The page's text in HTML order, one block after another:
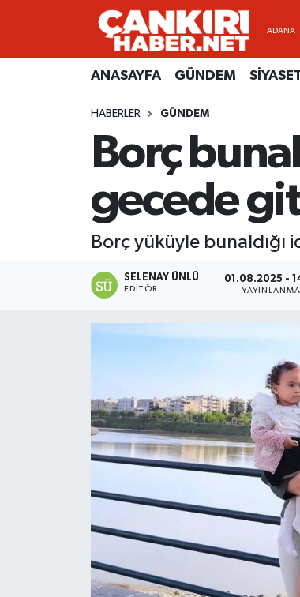
ANASAYFA GÜNDEM
HABERLER GÜNDEM
Borç
gecede
Borç yüküyle bunaldığı
SELENAY ÜNLÜ
EDITÖR
01.08.2025 -
YAYINLANMA
ANASAYFA
EKONOMİ
RESMİ İLANLAR
Künye
Gizlilik Sözleşmesi
EKONOMİ
GÜNDEM
MAGAZİN
SAĞLIK
SİYASET
TEKNOLOJİ
Merkez Hava Durumu
Süper Lig Puan Durumu ve Fikstür
Son Dakika Haberleri